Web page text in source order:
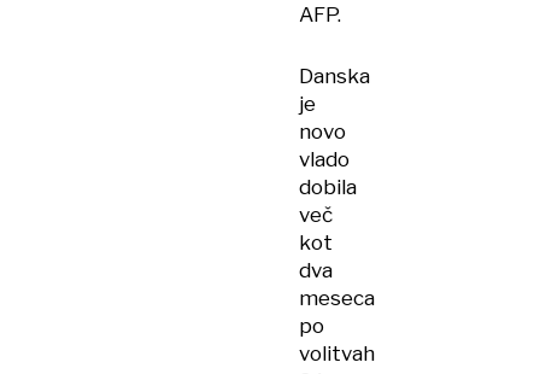
AFP.
Danska
je
novo
vlado
dobila
več
kot
dva
meseca
po
volitvah